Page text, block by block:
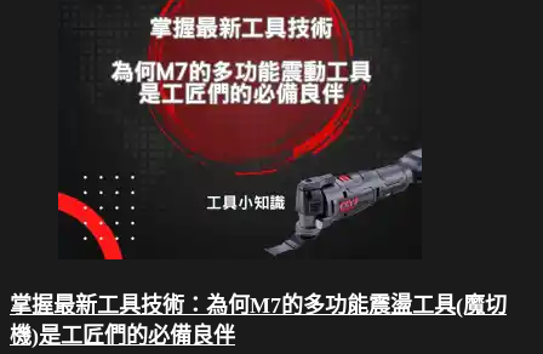
掌握最新工具技術：為何M7的多功能震盪工具(魔切
機)是工匠們的必備良伴